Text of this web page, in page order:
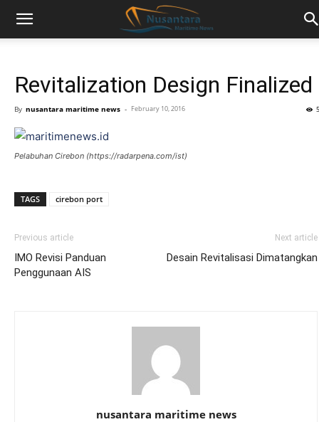
Revitalization Design Finalized
By nusantara maritime news - February 10, 2016
Pelabuhan Cirebon (https://radarpena.com/ist)
TAGS cirebon port
Previous article
IMO Revisi Panduan
Penggunaan AIS
Next article
Desain Revitalisasi Dimatangkan
nusantara maritime news